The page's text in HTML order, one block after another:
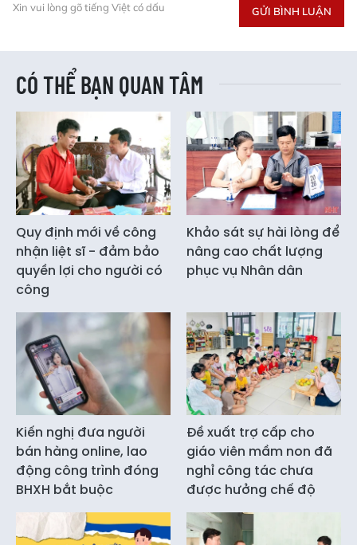
Xin vui lòng gõ tiếng Việt có dấu GỬI BÌNH LUẬN
CÓ THỂ BẠN QUAN TÂM
Quy định mới về công
nhận liệt sĩ - đảm bảo
quyền lợi cho người có
công
Khảo sát sự hài lòng để
nâng cao chất lượng
phục vụ Nhân dân
Kiến nghị đưa người
bán hàng online, lao
động công trình đóng
BHXH bắt buộc
Đề xuất trợ cấp cho
giáo viên mầm non đã
nghỉ công tác chưa
được hưởng chế độ